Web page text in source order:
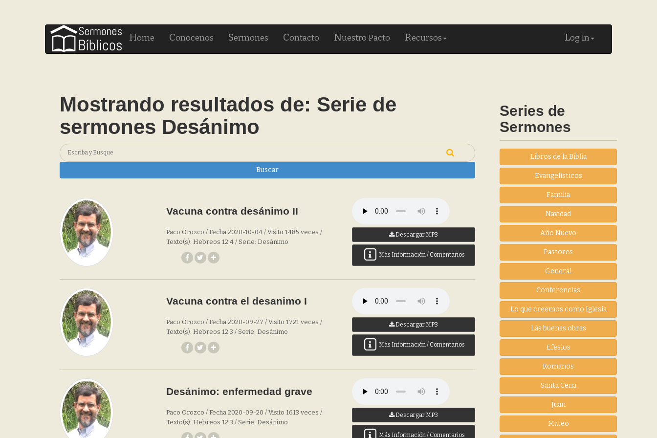
Log In
Home Conocenos Sermones Contacto Nuestro Pacto Recursos
Mostrando resultados de: Serie de
sermones Desánimo
Buscar
Vacuna contra desánimo II
Paco Orozco / Fecha 2020-10-04 / Visito 1485 veces /
Texto(s): Hebreos 12:4 / Serie: Desánimo
Descargar MP3
Más Información / Comentarios
Vacuna contra el desanimo I
Paco Orozco / Fecha 2020-09-27 / Visito 1721 veces /
Texto(s): Hebreos 12:3 / Serie: Desánimo
Descargar MP3
Más Información / Comentarios
Desánimo: enfermedad grave
Paco Orozco / Fecha 2020-09-20 / Visito 1613 veces /
Texto(s): Hebreos 12:3 / Serie: Desánimo
Descargar MP3
Más Información / Comentarios
Series de
Sermones
Libros de la Biblia
Evangelisticos
Familia
Navidad
Año Nuevo
Pastores
General
Conferencias
Lo que creemos como Iglesia
Las buenas obras
Efesios
Romanos
Santa Cena
Juan
Mateo